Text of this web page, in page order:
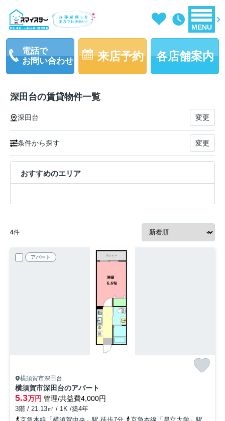
MENU
電話で
お問い合わせ
来店予約 各店舗案内
深田台の賃貸物件一覧
深田台 変更
条件から探す 変更
おすすめのエリア
4件
アパート
横須賀市深田台
横須賀市深田台のアパート
5.3万円 管理/共益費4,000円
3階 / 21.13㎡ / 1K /築4年